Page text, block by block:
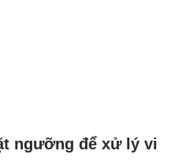
ngưỡng để xử lý vi